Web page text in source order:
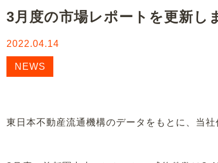
3月度の市場レポートを更新し
2022.04.14
NEWS
東日本不動産流通機構のデータをもとに、当